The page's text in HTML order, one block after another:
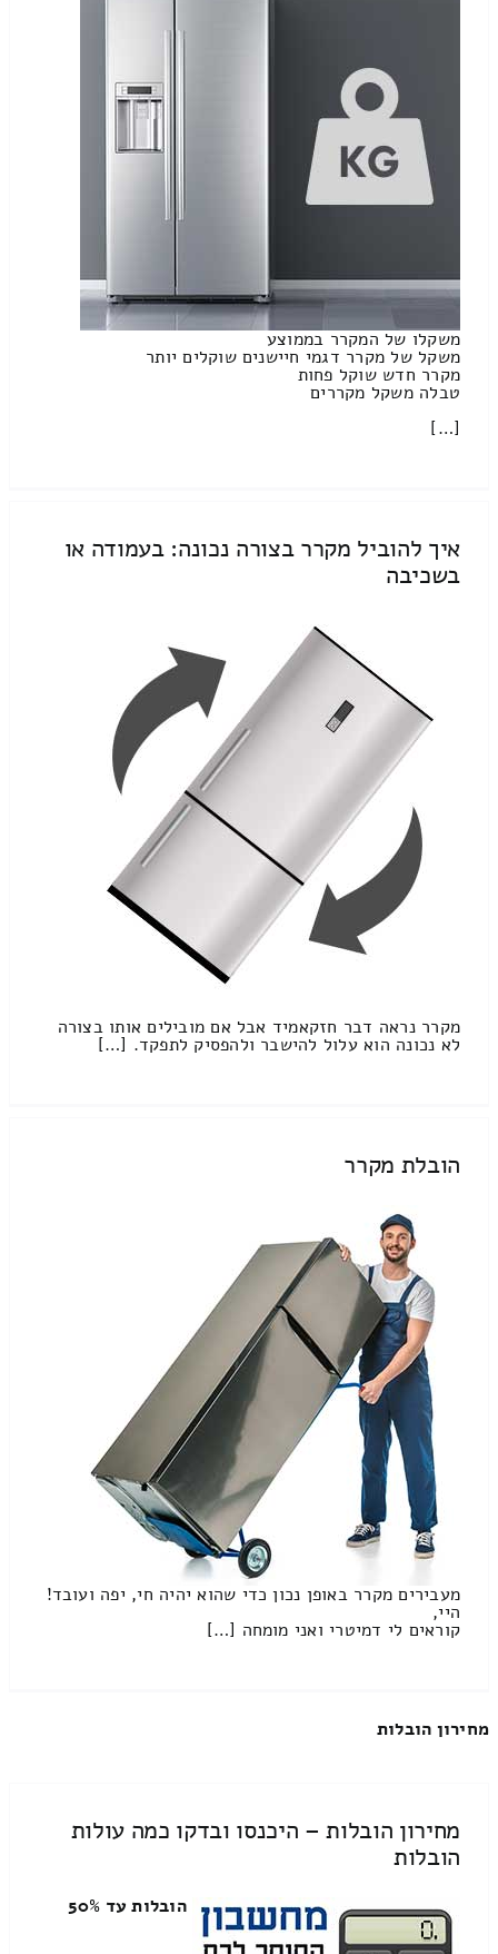
משקלו של המקרר בממוצע
משקל של מקרר דגמי חיישנים שוקלים יותר
מקרר חדש שוקל פחות
טבלה משקל מקררים
[…]
איך להוביל מקרר בצורה נכונה: בעמודה או
בשכיבה
מקרר נראה דבר חזקאמיד אבל אם מובילים אותו בצורה
לא נכונה הוא עלול להישבר ולהפסיק לתפקד. […]
הובלת מקרר
מעבירים מקרר באופן נכון כדי שהוא יהיה חי, יפה ועובד!
היי,
קוראים לי דמיטרי ואני מומחה […]
מחירון הובלות
מחירון הובלות – היכנסו ובדקו כמה עולות
הובלות
הובלות עד 50%